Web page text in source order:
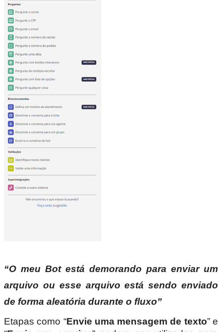
“O meu Bot está demorando para enviar um
arquivo ou esse arquivo está sendo enviado
de forma aleatória durante o fluxo”
Etapas como “Envie uma mensagem de texto” e